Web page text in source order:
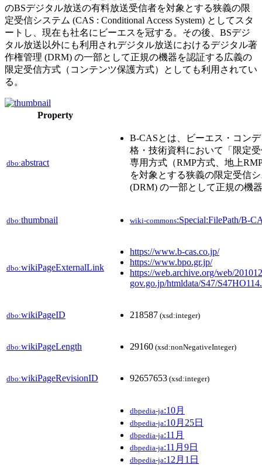
のBSデジタル放送の有料放送受信者を対象とする狭義の限
定受信システム (CAS : Conditional Access System) としてスタ
ートし、現在も社名にビーエスを冠する。その後、BSデジ
タル放送以外にも利用されデジタル放送におけるデジタル著
作権管理 (DRM) の一部として正規の機器を認証する広義の
限定受信方式（コンテンツ保護方式）としても利用されてい
る。
Property
dbo:abstract
B-CASとは、ビーエス・コン
格・技術資料において「限定
専用方式（RMP方式、地上
を対象とする狭義の限定受信
(DRM) の一部として正規の機
dbo:thumbnail wiki-commons:Special:FilePath/B-
dbo:wikiPageExternalLink
https://www.b-cas.co.jp/
https://www.bpo.gr.jp/
https://web.archive.org/web/
gov.go.jp/htmldata/S47/
dbo:wikiPageID 218587 (xsd:integer)
dbo:wikiPageLength 29160 (xsd:nonNegativeInteger)
dbo:wikiPageRevisionID 92657653 (xsd:integer)
dbpedia-ja:10月
dbpedia-ja:10月25日
dbpedia-ja:11月
dbpedia-ja:11月9日
dbpedia-ja:12月1日